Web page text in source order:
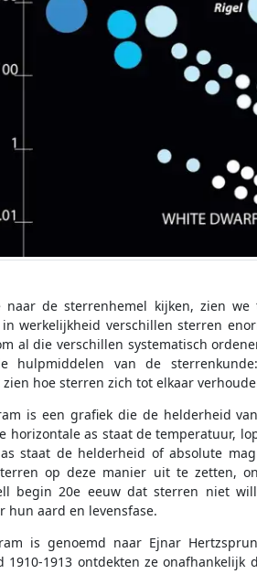
naar de sterrenhemel kijken, zien
in werkelijkheid verschillen sterren
al die verschillen systematisch
hulpmiddelen van de
hoe sterren zich tot elkaar
is een grafiek die de helderheid
horizontale as staat de temperatuur,
staat de helderheid of absolute
op deze manier uit te zetten,
begin 20e eeuw dat sterren niet
hun aard en levensfase.
is genoemd naar Ejnar
1910-1913 ontdekten ze